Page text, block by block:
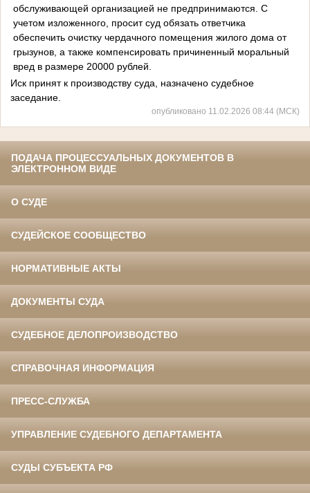
обслуживающей организацией не предпринимаются. С
учетом изложенного, просит суд обязать ответчика
обеспечить очистку чердачного помещения жилого дома от
грызунов, а также компенсировать причиненный моральный
вред в размере 20000 рублей.
Иск принят к производству суда, назначено судебное
заседание.
опубликовано 11.02.2026 08:44 (МСК)
ПОДАЧА ПРОЦЕССУАЛЬНЫХ ДОКУМЕНТОВ В
ЭЛЕКТРОННОМ ВИДЕ
О СУДЕ
СУДЕЙСКОЕ СООБЩЕСТВО
НОРМАТИВНЫЕ АКТЫ
ДОКУМЕНТЫ СУДА
СУДЕБНОЕ ДЕЛОПРОИЗВОДСТВО
СПРАВОЧНАЯ ИНФОРМАЦИЯ
ПРЕСС-СЛУЖБА
УПРАВЛЕНИЕ СУДЕБНОГО ДЕПАРТАМЕНТА
СУДЫ СУБЪЕКТА РФ